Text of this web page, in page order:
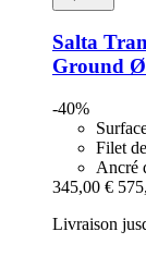
Salta
Ground
-40%
Filet
Ancré
345,00 €
Livraison